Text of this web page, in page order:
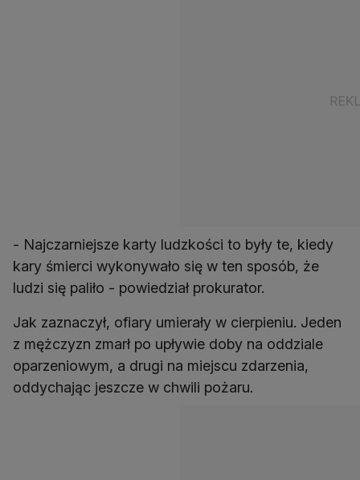
- Najczarniejsze karty ludzkości to były te, kiedy
kary śmierci wykonywało się w ten sposób, że
ludzi się paliło - powiedział prokurator.
Jak zaznaczył, ofiary umierały w cierpieniu. Jeden
z mężczyzn zmarł po upływie doby na oddziale
oparzeniowym, a drugi na miejscu zdarzenia,
oddychając jeszcze w chwili pożaru.